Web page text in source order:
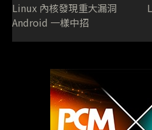
Linux 內核發現重大漏洞
Android 一樣中招